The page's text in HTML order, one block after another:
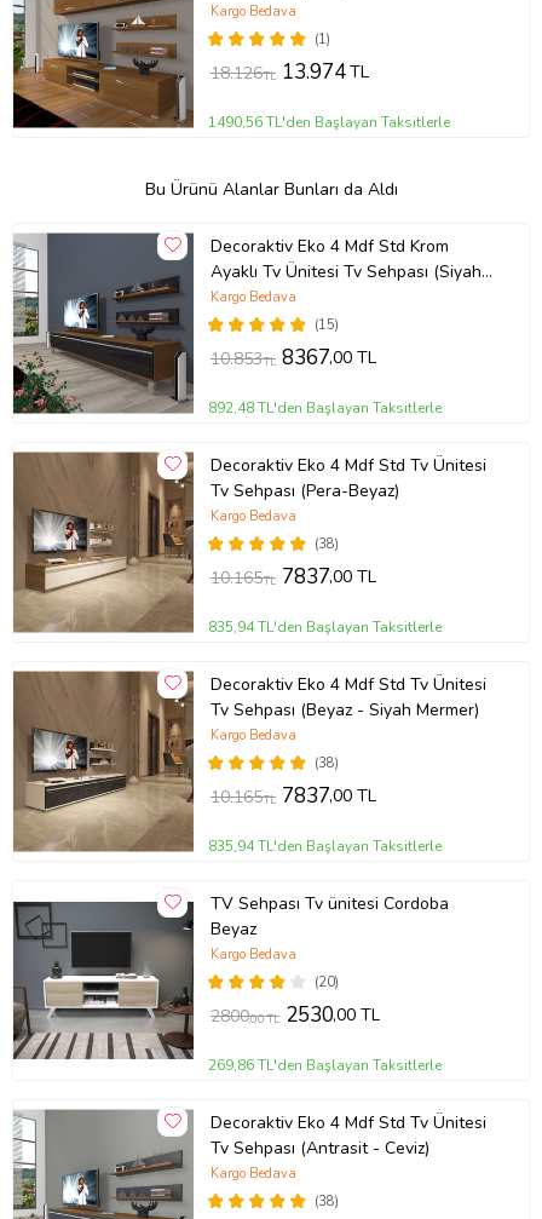
(1)
Kargo Bedava
18.126TL 13.974TL
1490,56 TL'den Başlayan Taksitlerle
Bu Ürünü Alanlar Bunları da Aldı
Decoraktiv Eko 4 Mdf Std Krom
Ayaklı Tv Ünitesi Tv Sehpası (Siyah -
Ceviz)
(15)
Kargo Bedava
10.853TL 8367,00 TL
892,48 TL'den Başlayan Taksitlerle
Decoraktiv Eko 4 Mdf Std Tv Ünitesi
Tv Sehpası (Pera-Beyaz)
(38)
Kargo Bedava
10.165TL 7837,00 TL
835,94 TL'den Başlayan Taksitlerle
Decoraktiv Eko 4 Mdf Std Tv Ünitesi
Tv Sehpası (Beyaz - Siyah Mermer)
(38)
Kargo Bedava
10.165TL 7837,00 TL
835,94 TL'den Başlayan Taksitlerle
TV Sehpası Tv ünitesi Cordoba
Beyaz
(20)
Kargo Bedava
2800,00 TL 2530,00 TL
269,86 TL'den Başlayan Taksitlerle
Decoraktiv Eko 4 Mdf Std Tv Ünitesi
Tv Sehpası (Antrasit - Ceviz)
(38)
Kargo Bedava